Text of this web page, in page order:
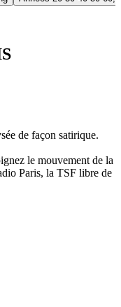
de façon satirique.
le mouvement de la
Paris, la TSF libre de